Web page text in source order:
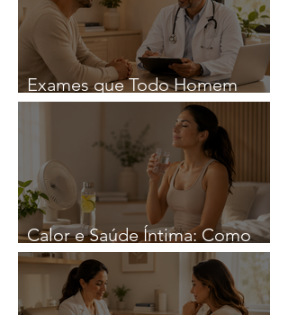
Exames que Todo Homem
Deveria Fazer Regularmente
Calor e Saúde Íntima: Como
Reduzir o Risco de Infeções